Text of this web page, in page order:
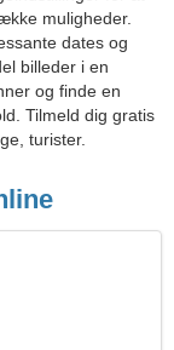
muligheder.
dates og
billeder i en
og finde en
Tilmeld dig gratis
turister.